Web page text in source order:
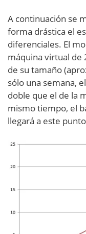
A continuación se
forma drástica el
diferenciales. El
máquina virtual de
de su tamaño
sólo una semana,
doble que el de la
mismo tiempo, el
llegará a este